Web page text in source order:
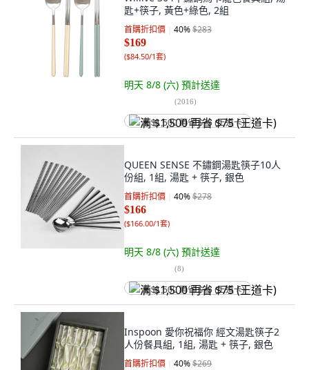
匙+筷子, 黃色+綠色, 2組
首購折扣價 40%$283
$169
($84.50/1套)
明天 8/8 (六) 預計送達
(2016)
满 $1,500 再省 $75 (王道卡)
QUEEN SENSE 不鏽鋼湯匙筷子10人
份組, 1組, 湯匙 + 筷子, 銀色
首購折扣價 40%$278
$166
($166.00/1套)
明天 8/8 (六) 預計送達
(8)
满 $1,500 再省 $75 (王道卡)
Inspoon 愛你祝福你 經文湯匙筷子2
人份餐具組, 1組, 湯匙 + 筷子, 銀色
首購折扣價 40%$269